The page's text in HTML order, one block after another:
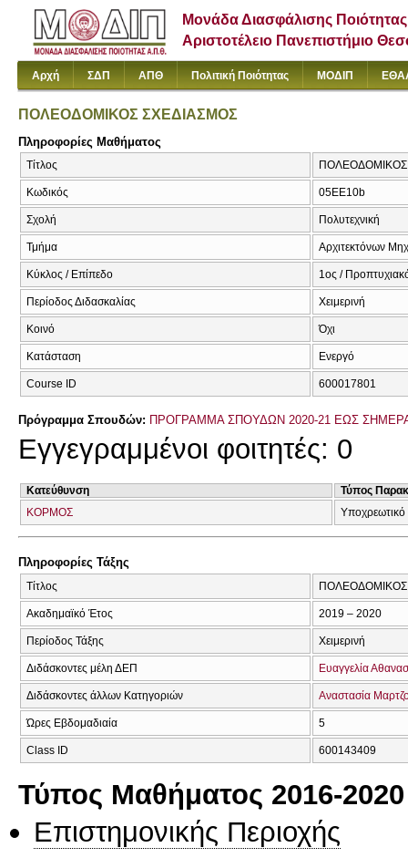
Μονάδα Διασφάλισης Ποιότητας
Αριστοτέλειο Πανεπιστήμιο
Αρχή ΣΔΠ ΑΠΘ Πολιτική Ποιότητας ΜΟΔΙΠ
ΠΟΛΕΟΔΟΜΙΚΟΣ ΣΧΕΔΙΑΣΜΟΣ
Πληροφορίες Μαθήματος
Τίτλος ΠΟΛΕΟΔΟΜΙΚΟΣ
Κωδικός 05EE10b
Σχολή Πολυτεχνική
Τμήμα Αρχιτεκτόνων
Κύκλος / Επίπεδο 1ος /
Περίοδος Διδασκαλίας Χειμερινή
Κοινό Όχι
Κατάσταση Ενεργό
Course ID 600017801
Πρόγραμμα Σπουδών: ΠΡΟΓΡΑΜΜΑ ΣΠΟΥΔΩΝ 2020-21 ΕΩΣ
Εγγεγραμμένοι φοιτητές: 0
Κατεύθυνση
Τύπος
ΚΟΡΜΟΣ
Πληροφορίες Τάξης
Τίτλος ΠΟΛΕΟΔΟΜΙΚΟΣ
Ακαδημαϊκό Έτος 2019 – 2020
Περίοδος Τάξης Χειμερινή
Διδάσκοντες μέλη ΔΕΠ Ευαγγελία
Διδάσκοντες άλλων Κατηγοριών Αναστασία
Ώρες Εβδομαδιαία 5
Class ID 600143409
Τύπος Μαθήματος 2016-2020
Επιστημονικής Περιοχής